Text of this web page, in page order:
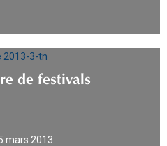
de festivals
mars 2013